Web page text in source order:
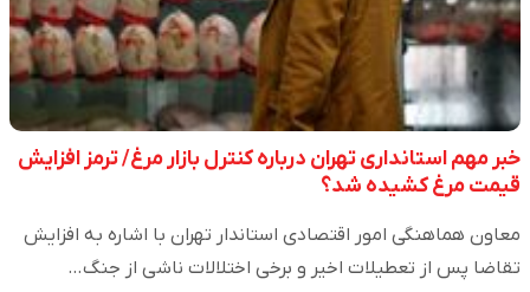
خبر مهم استانداری تهران درباره کنترل بازار مرغ/ ترمز افزایش
قیمت مرغ کشیده شد؟
معاون هماهنگی امور اقتصادی استاندار تهران با اشاره به افزایش
تقاضا پس از تعطیلات اخیر و برخی اختلالات ناشی از جنگ…